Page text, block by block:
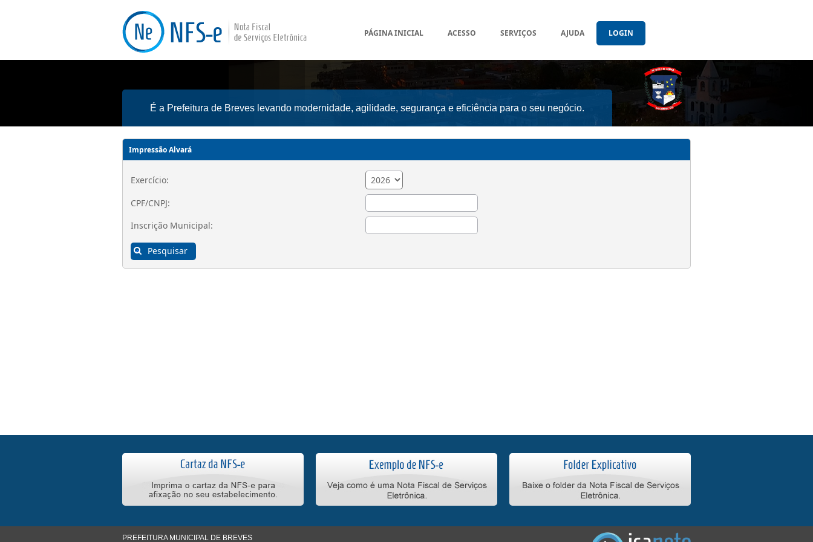
PÁGINA INICIAL ACESSO SERVIÇOS AJUDA LOGIN
É a Prefeitura de Breves levando modernidade, agilidade, segurança e eficiência para o seu negócio.
Impressão Alvará
Exercício:
CPF/CNPJ:
Inscrição Municipal:
Pesquisar
PREFEITURA MUNICIPAL DE BREVES